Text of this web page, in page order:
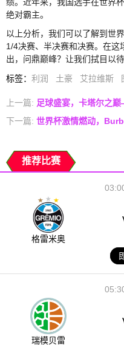
绩。近年来，我国选手在世界
绝对霸主。
以上分析，我们可以了解到世
1/4决赛、半决赛和决赛。在
出，问鼎巅峰？让我们拭目以待
标签： 利润 土豪 艾拉维斯
上一篇: 足球盛宴，卡塔尔之
下一篇: 世界杯激情燃动，
推荐比赛
格雷米奥
瑞模贝雷